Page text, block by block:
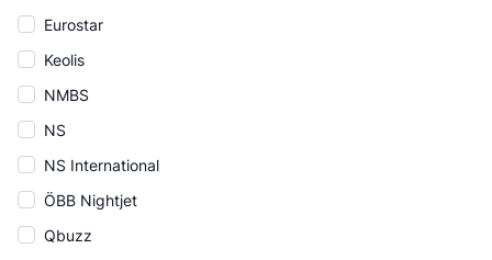
Eurostar
Keolis
NMBS
NS
NS International
ÖBB Nightjet
Qbuzz